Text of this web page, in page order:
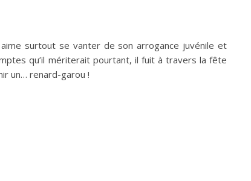
surtout se vanter de son arrogance juvénile et
qu’il mériterait pourtant, il fuit à travers la fête
un… renard-garou !